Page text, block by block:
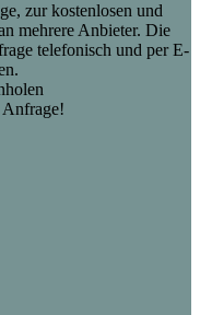
zur kostenlosen und
mehrere Anbieter. Die
telefonisch und per E-